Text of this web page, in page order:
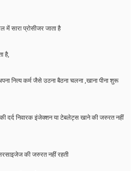
में सारा प्रोसीजर जाता है
है,
नित्य कर्म जैसे उठना बैठना चलना ,खाना पीना शुरू
दर्द निवारक इंजेक्शन या टेबलेट्स खाने की जरुरत नहीं
की जरुरत नहीं रहती